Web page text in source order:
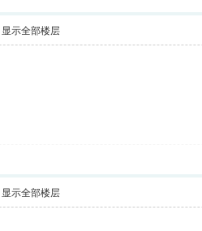
显示全部楼层
显示全部楼层